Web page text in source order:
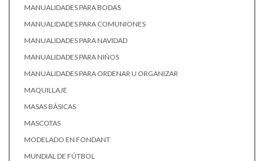
MANUALIDADES PARA BODAS
MANUALIDADES PARA COMUNIONES
MANUALIDADES PARA NAVIDAD
MANUALIDADES PARA NIÑOS
MANUALIDADES PARA ORDENAR U ORGANIZAR
MAQUILLAJE
MASAS BÁSICAS
MASCOTAS
MODELADO EN FONDANT
MUNDIAL DE FÚTBOL